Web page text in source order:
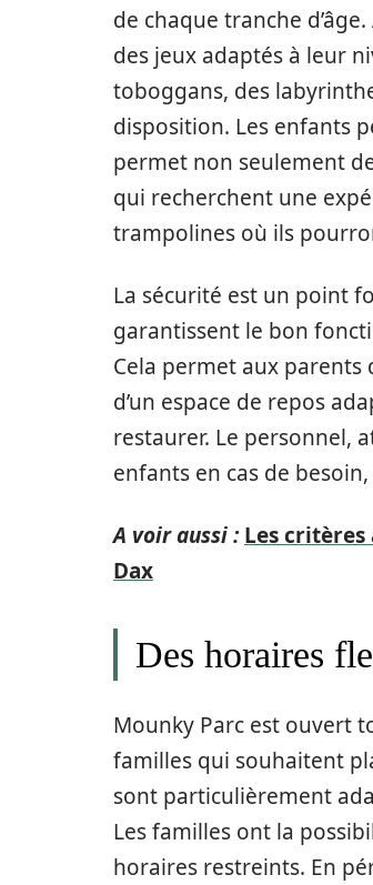
de chaque tranche
des jeux adaptés à leur
toboggans, des
disposition. Les enfants
permet non seulement
qui recherchent une
trampolines où ils
La sécurité est un point
garantissent le bon
Cela permet aux
d’un espace de repos
restaurer. Le personnel,
enfants en cas de
A voir aussi : Les
Dax
Des horaires
Mounky Parc est ouvert
familles qui souhaitent
sont particulièrement
Les familles ont la
horaires restreints. En